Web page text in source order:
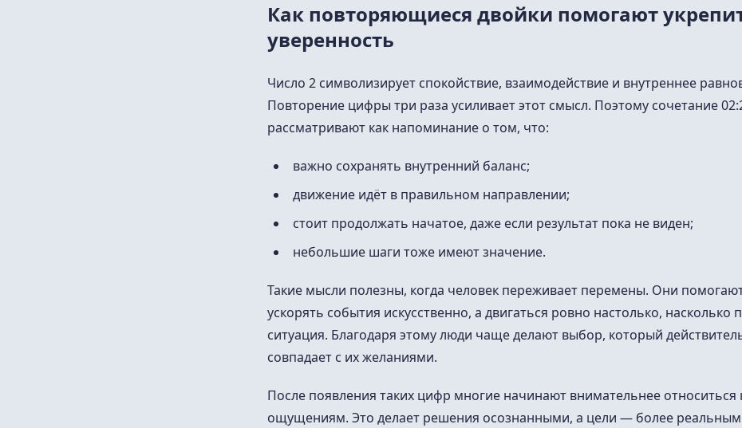
Как повторяющиеся двойки помогают
уверенность
Число 2 символизирует спокойствие, взаимодействие и внутреннее
Повторение цифры три раза усиливает этот смысл. Поэтому сочетание
рассматривают как напоминание о том, что:
важно сохранять внутренний баланс;
движение идёт в правильном направлении;
стоит продолжать начатое, даже если результат пока не виден;
небольшие шаги тоже имеют значение.
Такие мысли полезны, когда человек переживает перемены. Они
ускорять события искусственно, а двигаться ровно настолько, насколько
ситуация. Благодаря этому люди чаще делают выбор, который
совпадает с их желаниями.
После появления таких цифр многие начинают внимательнее относиться
ощущениям. Это делает решения осознанными, а цели — более